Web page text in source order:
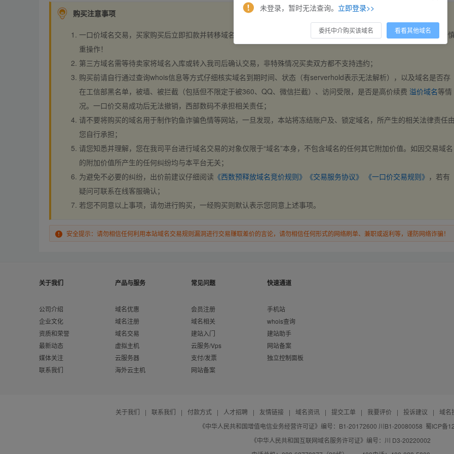
购买注意事项
一口价域名交易，买家购买后立即扣款并转移域名，交易自动完成。买卖双方都不支持违约，一旦出价不支持撤销，请
重操作！
第三方域名需等待卖家将域名入库或转入我司后确认交易，非特殊情况买卖双方都不支持违约；
购买前请自行通过查询whois信息等方式仔细核实域名到期时间、状态（有serverhold表示无法解析），以及域名是否存
在工信部黑名单，被墙、被拦截（包括但不限定于被360、QQ、微信拦截）、访问受限，是否是高价续费 溢价域名等情
况。一口价交易成功后无法撤销，西部数码不承担相关责任；
请不要将购买的域名用于制作钓鱼诈骗色情等网站，一旦发现，本站将冻结账户及、锁定域名，所产生的相关法律责任
您自行承担；
请您知悉并理解，您在我司平台进行域名交易的对象仅限于“域名”本身，不包含域名的任何其它附加价值。如因交易域名
的附加价值所产生的任何纠纷均与本平台无关；
为避免不必要的纠纷，出价前建议仔细阅读 《西数预释放域名竞价规则》 《交易服务协议》 《一口价交易规则》 ，若有
疑问可联系在线客服确认；
若您不同意以上事项，请勿进行购买，一经购买则默认表示您同意上述事项。
安全提示：请勿相信任何利用本站域名交易规则漏洞进行交易赚取差价的言论，请勿相信任何形式的网络刷单、兼职或返利等，谨防网络诈骗！
关于我们
公司介绍
企业文化
资质和荣誉
最新动态
媒体关注
联系我们
产品与服务
域名优惠
域名注册
域名交易
虚拟主机
云服务器
海外云主机
常见问题
会员注册
域名相关
建站入门
云服务/Vps
支付/发票
网站备案
快速通道
手机站
whois查询
建站助手
网站备案
独立控制面板
关于我们 | 联系我们 | 付款方式 | 人才招聘 | 友情链接 | 域名资讯 | 提交工单 | 我要评价 | 投诉建议 |
域名
《中华人民共和国增值电信业务经营许可证》编号：B1-20172600 川B1-20080058 蜀ICP备
《中华人民共和国互联网域名服务许可证》编号：川 D3-20220002
未登录，暂时无法查询。 立即登录>>
委托中介购买该域名 看看其他域名